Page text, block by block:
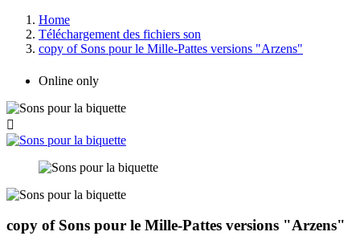
Home
Téléchargement des fichiers son
copy of Sons pour le Mille-Pattes versions "Arzens"
Online only

copy of Sons pour le Mille-Pattes versions "Arzens"